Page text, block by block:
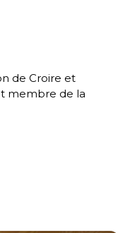
de Croire et
membre de la